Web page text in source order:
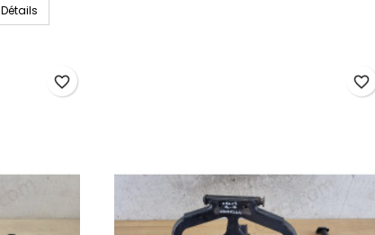
Détails
favorite_border favorite_border